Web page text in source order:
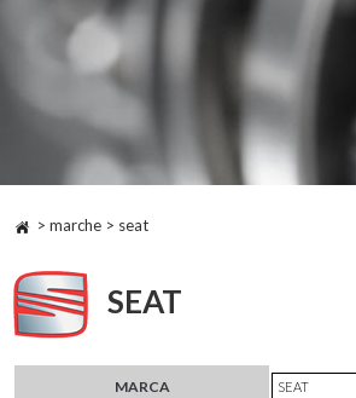
> marche > seat
SEAT
MARCA